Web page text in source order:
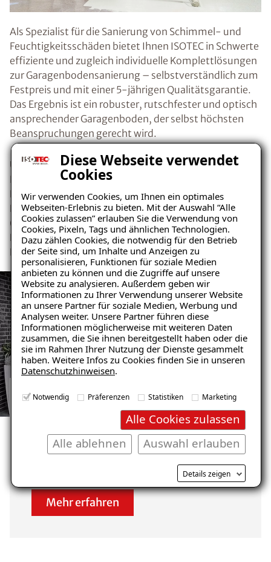
Diese Webseite verwendet
Cookies
Wir verwenden Cookies, um Ihnen ein optimales
Webseiten-Erlebnis zu bieten. Mit der Auswahl “Alle
Cookies zulassen” erlauben Sie die Verwendung von
Cookies, Pixeln, Tags und ähnlichen Technologien.
Dazu zählen Cookies, die notwendig für den Betrieb
der Seite sind, um Inhalte und Anzeigen zu
personalisieren, Funktionen für soziale Medien
anbieten zu können und die Zugriffe auf unsere
Website zu analysieren. Außerdem geben wir
Informationen zu Ihrer Verwendung unserer Website
an unsere Partner für soziale Medien, Werbung und
Analysen weiter. Unsere Partner führen diese
Informationen möglicherweise mit weiteren Daten
zusammen, die Sie ihnen bereitgestellt haben oder die
sie im Rahmen Ihrer Nutzung der Dienste gesammelt
haben. Weitere Infos zu Cookies finden Sie in unseren
Datenschutzhinweisen.
Notwendig Präferenzen Statistiken Marketing
Alle Cookies zulassen
Auswahl erlauben
Alle ablehnen
Details zeigen
Als Spezialist für die Sanierung von Schimmel- und
Feuchtigkeitsschäden bietet Ihnen ISOTEC in Schwerte
effiziente und zugleich individuelle Komplettlösungen
zur Garagenbodensanierung – selbstverständlich zum
Festpreis und mit einer 5-jährigen Qualitätsgarantie.
Das Ergebnis ist ein robuster, rutschfester und optisch
ansprechender Garagenboden, der selbst höchsten
Beanspruchungen gerecht wird.
Unser speziell konzipiertes dünnschichtiges
Beschichtungssystem sorgt dabei für eine optimale
Haftung zwischen Belag und Untergrund. Neben der
Erneuerung des Garagenbodens umfasst die Sanierung
(bei Bedarf) auch die Beseitigung übriger
Feuchtigkeitsquellen. Auch bereits bestehende
Feuchtigkeitsschäden werden dabei von uns behoben.
GARAGENSANIERUNG REFERENZEN
Unsere zufriedenen
Kunden im Raum Schwerte
Mehr erfahren
Ratgeber „Sofort-Tipps gegen
Feuchtigkeit“
– jetzt kostenlos
herunterladen!
E-Mail eingeben
Kostenlosen Ratgeber anfordern
Voraussetzung für den Erhalt des kostenfreien
Ratgebers ist die Anmeldung zu unserem Newsletter.